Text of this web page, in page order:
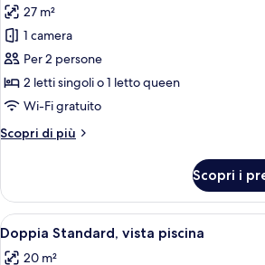
per
Camera
Comfort
con
letto
o
singoli,
vista
giardino
27 m²
1 camera
Per 2 persone
2 letti singoli o 1 letto queen
Wi-Fi gratuito
Scopri di più
Altri
Comfort
con
letto
matrimoniale
Scopri i
Apri
tutte
Un patio
5
Doppia Standard, vista piscina
20 m²